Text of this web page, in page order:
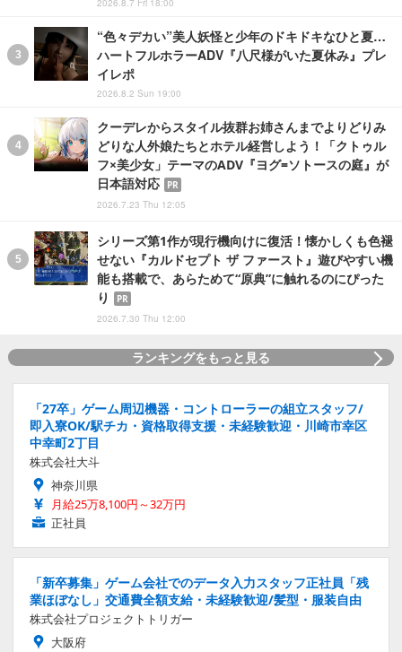
2026.8.7 Fri 18:00
“色々デカい”美人妖怪と少年のドキドキなひと夏…
ハートフルホラーADV『八尺様がいた夏休み』プレ
イレポ
2026.8.2 Sun 19:00
クーデレからスタイル抜群お姉さんまでよりどりみ
どりな人外娘たちとホテル経営しよう！「クトゥル
フ×美少女」テーマのADV『ヨグ=ソトースの庭』が
日本語対応
PR
2026.7.23 Thu 12:05
シリーズ第1作が現行機向けに復活！懐かしくも色褪
せない『カルドセプト ザ ファースト』遊びやすい機
能も搭載で、あらためて“原典”に触れるのにぴった
り
PR
2026.7.30 Thu 12:00
ランキングをもっと見る
「27卒」ゲーム周辺機器・コントローラーの組立スタッフ/
即入寮OK/駅チカ・資格取得支援・未経験歓迎・川崎市幸区
中幸町2丁目
株式会社大斗
神奈川県
月給25万8,100円～32万円
正社員
「新卒募集」ゲーム会社でのデータ入力スタッフ正社員「残
業ほぼなし」交通費全額支給・未経験歓迎/髪型・服装自由
株式会社プロジェクトトリガー
大阪府